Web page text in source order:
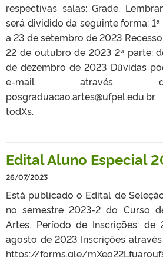
respectivas salas: Grade.
será dividido da seguinte forma:
a 23 de setembro de 2023
22 de outubro de 2023 2ª parte:
de dezembro de 2023 Dúvidas
e-mail através
todXs.
Edital Aluno Especial
26/07/2023
Está publicado o Edital de
no semestre 2023-2 do Curso
Artes. Período de Inscrições:
agosto de 2023 Inscrições
https://forms.gle/